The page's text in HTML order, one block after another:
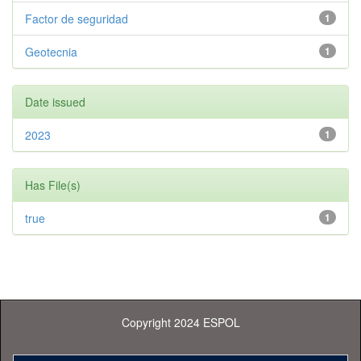
1
Factor de seguridad
1
Geotecnia
Date issued
1
2023
Has File(s)
1
true
Copyright 2024 ESPOL